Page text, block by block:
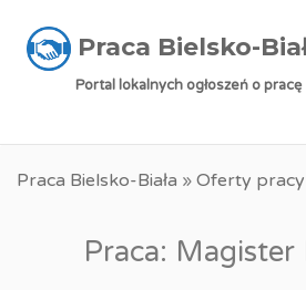
Praca Bielsko-
Portal lokalnych ogłoszeń o pracę
Praca Bielsko-Biała » Oferty pracy
Praca: Magister